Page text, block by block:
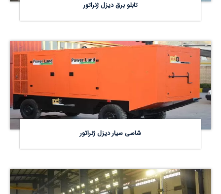
تابلو برق دیزل ژنراتور
شاسی سیار دیزل ژنراتور